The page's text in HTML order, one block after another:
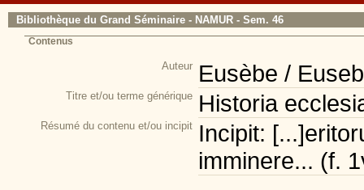
Bibliothèque du Grand Séminaire - NAMUR - Sem. 46
Contenus
Auteur Eusèbe /
Titre et/ou terme générique Historia
Résumé du contenu et/ou incipit Incipit:
imminere... (f.